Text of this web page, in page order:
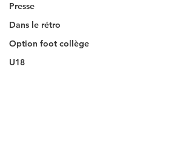
Presse
Dans le rétro
Option foot collège
U18